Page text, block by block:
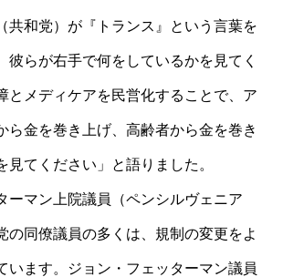
共和党）が『トランス』という言葉を
彼らが右手で何をしているかを見てく
とメディケアを民営化することで、ア
ら金を巻き上げ、高齢者から金を巻き
見てください」と語りました。
ーマン上院議員（ペンシルヴェニア
の同僚議員の多くは、規制の変更をよ
います。ジョン・フェッターマン議員